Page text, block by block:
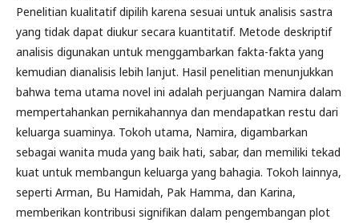
Penelitian kualitatif dipilih karena sesuai untuk analisis sastra
yang tidak dapat diukur secara kuantitatif. Metode deskriptif
analisis digunakan untuk menggambarkan fakta-fakta yang
kemudian dianalisis lebih lanjut. Hasil penelitian menunjukkan
bahwa tema utama novel ini adalah perjuangan Namira dalam
mempertahankan pernikahannya dan mendapatkan restu dari
keluarga suaminya. Tokoh utama, Namira, digambarkan
sebagai wanita muda yang baik hati, sabar, dan memiliki tekad
kuat untuk membangun keluarga yang bahagia. Tokoh lainnya,
seperti Arman, Bu Hamidah, Pak Hamma, dan Karina,
memberikan kontribusi signifikan dalam pengembangan plot